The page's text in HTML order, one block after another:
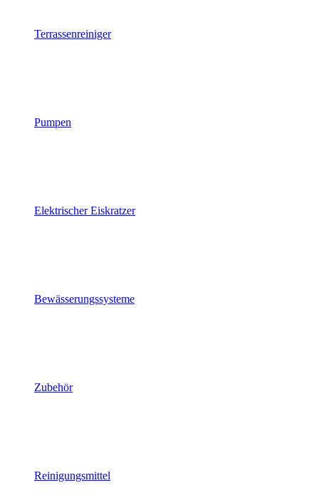
Terrassenreiniger
Pumpen
Elektrischer Eiskratzer
Bewässerungssysteme
Zubehör
Reinigungsmittel